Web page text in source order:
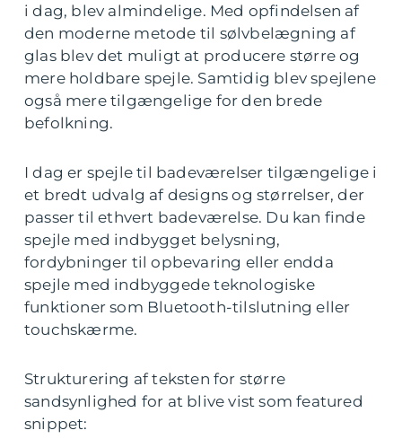
i dag, blev almindelige. Med opfindelsen af
den moderne metode til sølvbelægning af
glas blev det muligt at producere større og
mere holdbare spejle. Samtidig blev spejlene
også mere tilgængelige for den brede
befolkning.
I dag er spejle til badeværelser tilgængelige i
et bredt udvalg af designs og størrelser, der
passer til ethvert badeværelse. Du kan finde
spejle med indbygget belysning,
fordybninger til opbevaring eller endda
spejle med indbyggede teknologiske
funktioner som Bluetooth-tilslutning eller
touchskærme.
Strukturering af teksten for større
sandsynlighed for at blive vist som featured
snippet: